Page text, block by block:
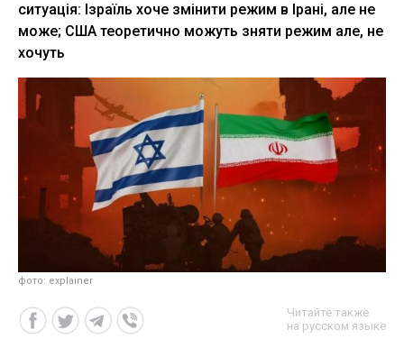
ситуація: Ізраїль хоче змінити режим в Ірані, але не
може; США теоретично можуть зняти режим але, не
хочуть
фото: explainer
Читайте также
на русском языке